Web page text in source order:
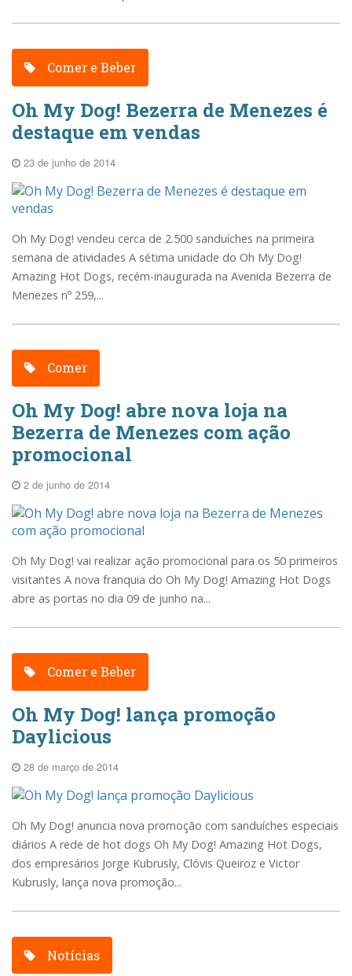
Comer e Beber
Oh My Dog! Bezerra de Menezes é
destaque em vendas
23 de junho de 2014
Oh My Dog! vendeu cerca de 2.500 sanduíches na primeira
semana de atividades A sétima unidade do Oh My Dog!
Amazing Hot Dogs, recém-inaugurada na Avenida Bezerra de
Menezes nº 259,...
Comer
Oh My Dog! abre nova loja na
Bezerra de Menezes com ação
promocional
2 de junho de 2014
Oh My Dog! vai realizar ação promocional para os 50 primeiros
visitantes A nova franquia do Oh My Dog! Amazing Hot Dogs
abre as portas no dia 09 de junho na...
Comer e Beber
Oh My Dog! lança promoção
Daylicious
28 de março de 2014
Oh My Dog! anuncia nova promoção com sanduíches especiais
diários A rede de hot dogs Oh My Dog! Amazing Hot Dogs,
dos empresários Jorge Kubrusly, Clóvis Queiroz e Victor
Kubrusly, lança nova promoção...
Notícias